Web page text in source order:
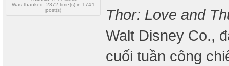
Was thanked: 2372 time(s) in 1741
post(s)
Thor: Love and
Walt Disney Co.,
cuối tuần công